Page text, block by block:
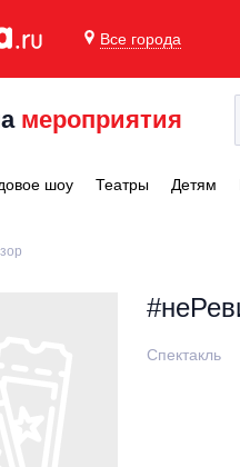
Все города
мероприятия
шоу Театры Детям
Спектакль